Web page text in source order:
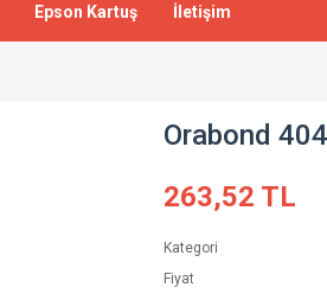
Epson Kartuş İletişim
Orabond
263,52 TL
Kategori
Fiyat